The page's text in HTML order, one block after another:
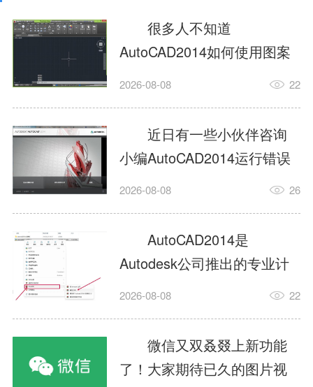
很多人不知道
AutoCAD2014如何使用图案
填充?今日为你们带来的文章
用图案填充的内容，还有不
清楚小伙伴和小编一起去学
习一下吧。1.打开
AutoCAD2014这款软件，进
入AutoCAD2014的操作界
面，如图所示：2.在该界面内
找到矩形选项，如图所示：3.
点击矩...
2026-08-08 22
近日有一些小伙伴咨询
小编AutoCAD2014运行错误
怎么办?下面就为大家带来了
办的解决方法，有需要的小
伙伴可以来了解了解哦。1.打
开控制面板，选择
AutodeskAutoCAD2014。2.
等AutodeskAutoCAD2014的
安装程序加载完毕。3.选择添
加/...
2026-08-08 26
AutoCAD2014是
Autodesk公司推出的专业计
算机辅助设计（CAD）软
子、建筑、服装等多个工程
与设计领域。作为行业标准
工具之一，它提供了强大的
2026-08-08 22
微信又双叒叕上新功能
了！大家期待已久的图片视